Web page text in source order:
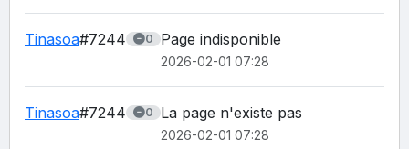
Tinasoa#7244 0 Page indisponible
2026-02-01 07:28
Tinasoa#7244 0 La page n'existe pas
2026-02-01 07:28